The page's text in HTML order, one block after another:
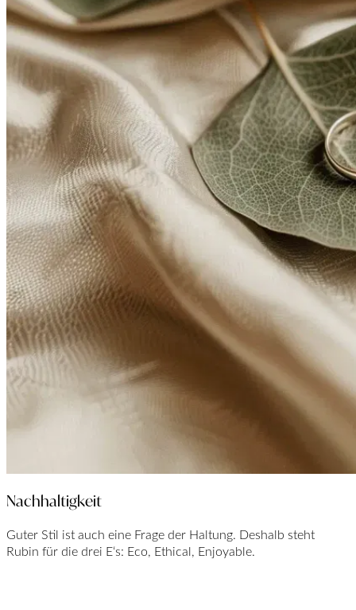
Nachhaltigkeit
Guter Stil ist auch eine Frage der Haltung. Deshalb steht
Rubin für die drei E‘s: Eco, Ethical, Enjoyable.